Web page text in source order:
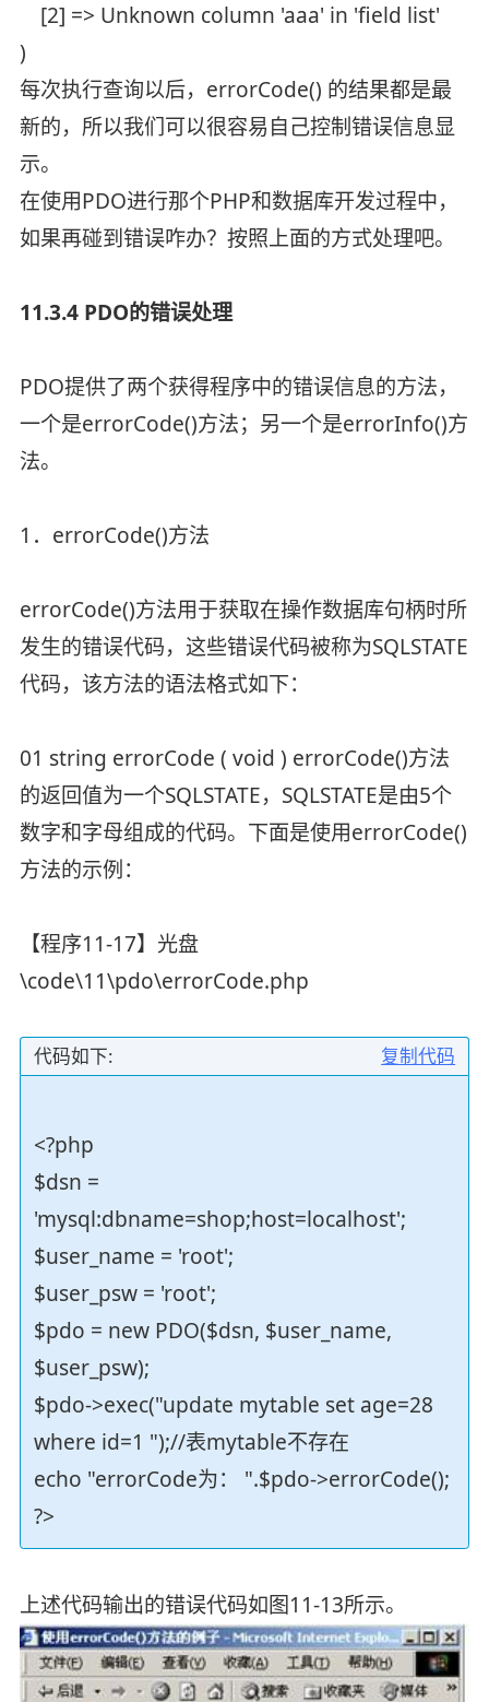
[2] => Unknown column 'aaa' in 'field list'
)
每次执行查询以后，errorCode() 的结果都是最
新的，所以我们可以很容易自己控制错误信息显
示。
在使用PDO进行那个PHP和数据库开发过程中，
如果再碰到错误咋办？按照上面的方式处理吧。
11.3.4 PDO的错误处理
PDO提供了两个获得程序中的错误信息的方法，
一个是errorCode()方法；另一个是errorInfo()方
法。
1．errorCode()方法
errorCode()方法用于获取在操作数据库句柄时所
发生的错误代码，这些错误代码被称为SQLSTATE
代码，该方法的语法格式如下：
01 string errorCode ( void ) errorCode()方法
的返回值为一个SQLSTATE，SQLSTATE是由5个
数字和字母组成的代码。下面是使用errorCode()
方法的示例：
【程序11-17】光盘
\code\11\pdo\errorCode.php
复制代码
代码如下:
<?php
$dsn =
'mysql:dbname=shop;host=localhost';
$user_name = 'root';
$user_psw = 'root';
$pdo = new PDO($dsn, $user_name,
$user_psw);
$pdo->exec("update mytable set age=28
where id=1 ");//表mytable不存在
echo "errorCode为： ".$pdo->errorCode();
?>
上述代码输出的错误代码如图11-13所示。